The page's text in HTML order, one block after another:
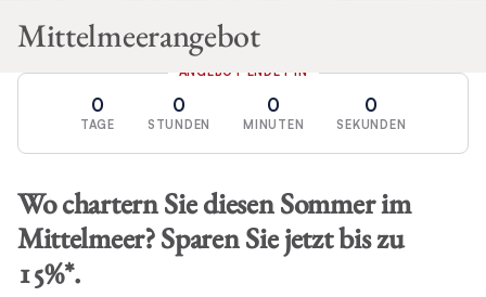
Mittelmeerangebot
ANGEBOT ENDET IN
0
TAGE
0
STUNDEN
0
MINUTEN
0
SEKUNDEN
Wo chartern Sie diesen Sommer im
Mittelmeer? Sparen Sie jetzt bis zu
15%*.